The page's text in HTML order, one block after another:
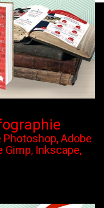
Adobe
Gimp, Inkscape,